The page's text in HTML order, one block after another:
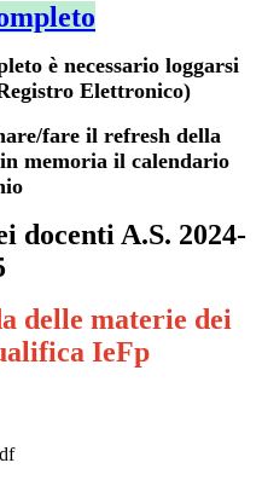
è necessario loggarsi
Elettronico)
fare il refresh della
memoria il calendario
docenti A.S. 2024-
delle materie dei
IeFp